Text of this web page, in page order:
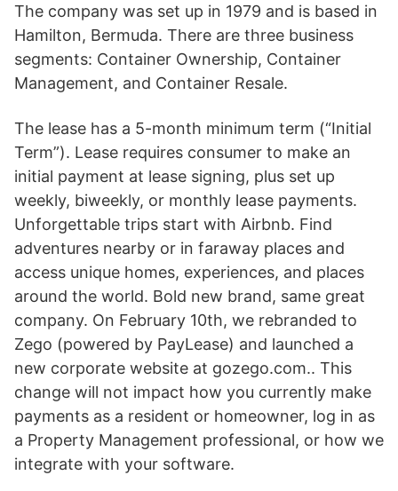
The company was set up in 1979 and is based in
Hamilton, Bermuda. There are three business
segments: Container Ownership, Container
Management, and Container Resale.
The lease has a 5-month minimum term (“Initial
Term”). Lease requires consumer to make an
initial payment at lease signing, plus set up
weekly, biweekly, or monthly lease payments.
Unforgettable trips start with Airbnb. Find
adventures nearby or in faraway places and
access unique homes, experiences, and places
around the world. Bold new brand, same great
company. On February 10th, we rebranded to
Zego (powered by PayLease) and launched a
new corporate website at gozego.com.. This
change will not impact how you currently make
payments as a resident or homeowner, log in as
a Property Management professional, or how we
integrate with your software.